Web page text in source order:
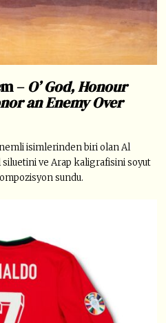
–O’ God, Honour
an Enemy Over
isimlerinden biri olan Al
siluetini ve Arap kaligrafisini soyut
sundu.